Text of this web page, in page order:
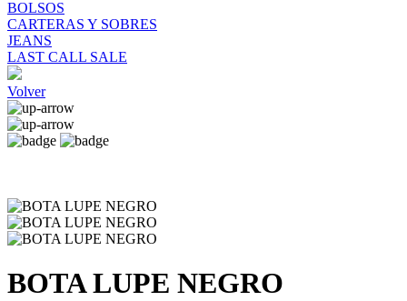
BOLSOS
CARTERAS Y SOBRES
JEANS
LAST CALL SALE
Volver
BOTA LUPE NEGRO